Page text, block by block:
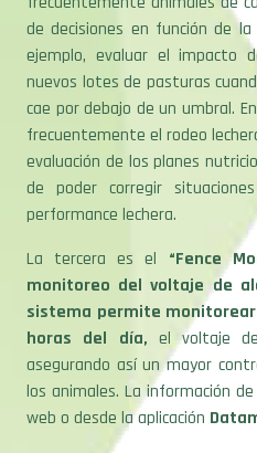
de decisiones en función de
ejemplo, evaluar el impacto
nuevos lotes de pasturas
cae por debajo de un umbral.
frecuentemente el rodeo
evaluación de los planes
de poder corregir
performance lechera.
La tercera es el “Fence
monitoreo del voltaje de
sistema permite
horas del día, el voltaje
asegurando así un mayor
los animales. La información
web o desde la aplicación